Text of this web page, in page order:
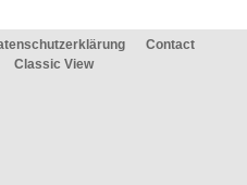
Contact
Classic View